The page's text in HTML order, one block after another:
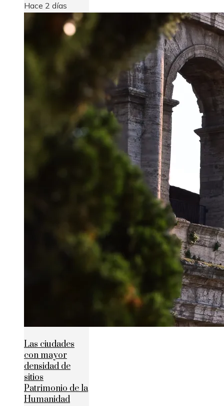
Hace 2 días
Las ciudades
con mayor
densidad de
sitios
Patrimonio de la
Humanidad